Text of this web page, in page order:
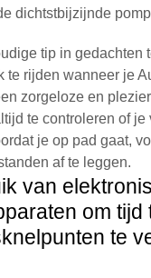
dichtstbijzijnde
tip in gedachten
te rijden wanneer je
zorgeloze en
te controleren of je
je op pad gaat,
af te leggen.
van
om tijd
te